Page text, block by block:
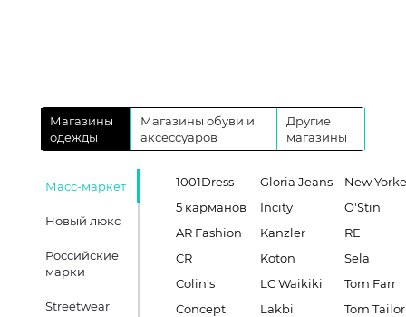
Магазины
одежды
Магазины обуви и
аксессуаров
Другие
магазины
Масс-маркет
Новый люкс
Российские
марки
Streetwear
1001Dress
5 карманов
AR Fashion
CR
Colin's
Concept
Gloria Jeans
Incity
Kanzler
Koton
LC Waikiki
Lakbi
New
O'Stin
RE
Sela
Tom Farr
Tom Tailor